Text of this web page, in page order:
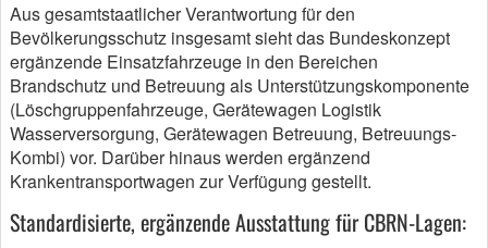
Aus gesamtstaatlicher Verantwortung für den
Bevölkerungsschutz insgesamt sieht das Bundeskonzept
ergänzende Einsatzfahrzeuge in den Bereichen
Brandschutz und Betreuung als Unterstützungskomponente
(Löschgruppenfahrzeuge, Gerätewagen Logistik
Wasserversorgung, Gerätewagen Betreuung, Betreuungs-
Kombi) vor. Darüber hinaus werden ergänzend
Krankentransportwagen zur Verfügung gestellt.
Standardisierte, ergänzende Ausstattung für CBRN-Lagen: